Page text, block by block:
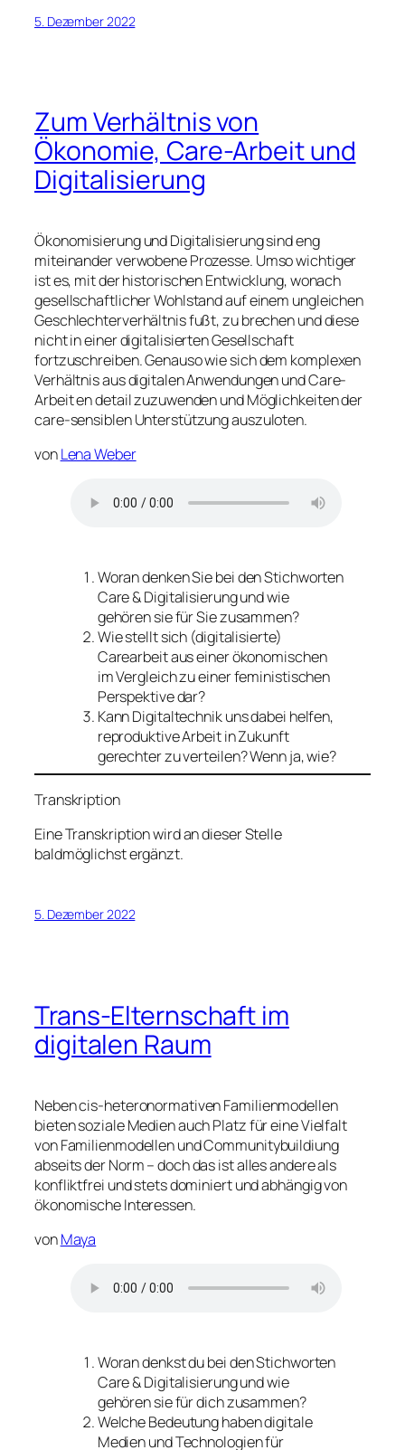
5. Dezember 2022
Zum Verhältnis von
Ökonomie, Care-Arbeit und
Digitalisierung
Ökonomisierung und Digitalisierung sind eng
miteinander verwobene Prozesse. Umso wichtiger
ist es, mit der historischen Entwicklung, wonach
gesellschaftlicher Wohlstand auf einem ungleichen
Geschlechterverhältnis fußt, zu brechen und diese
nicht in einer digitalisierten Gesellschaft
fortzuschreiben. Genauso wie sich dem komplexen
Verhältnis aus digitalen Anwendungen und Care-
Arbeit en detail zuzuwenden und Möglichkeiten der
care-sensiblen Unterstützung auszuloten.
vonLena Weber
Woran denken Sie bei den Stichworten
Care & Digitalisierung und wie
gehören sie für Sie zusammen?
Wie stellt sich (digitalisierte)
Carearbeit aus einer ökonomischen
im Vergleich zu einer feministischen
Perspektive dar?
Kann Digitaltechnik uns dabei helfen,
reproduktive Arbeit in Zukunft
gerechter zu verteilen? Wenn ja, wie?
Transkription
Eine Transkription wird an dieser Stelle
baldmöglichst ergänzt.
5. Dezember 2022
Trans-Elternschaft im
digitalen Raum
Neben cis-heteronormativen Familienmodellen
bieten soziale Medien auch Platz für eine Vielfalt
von Familienmodellen und Communitybuildiung
abseits der Norm – doch das ist alles andere als
konfliktfrei und stets dominiert und abhängig von
ökonomische Interessen.
vonMaya
Woran denkst du bei den Stichworten
Care & Digitalisierung und wie
gehören sie für dich zusammen?
Welche Bedeutung haben digitale
Medien und Technologien für